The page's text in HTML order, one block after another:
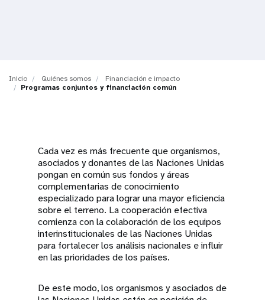
oInicio Quiénes somos
Financiación e impacto
Programas conjuntos y financiación común
Cada vez es más frecuente que organismos,
asociados y donantes de las Naciones Unidas
pongan en común sus fondos y áreas
complementarias de conocimiento
especializado para lograr una mayor eficiencia
sobre el terreno. La cooperación efectiva
comienza con la colaboración de los equipos
interinstitucionales de las Naciones Unidas
para fortalecer los análisis nacionales e influir
en las prioridades de los países.
De este modo, los organismos y asociados de